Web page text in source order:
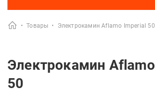
• Товары • Электрокамин Aflamo Imperial 50
Электрокамин
50